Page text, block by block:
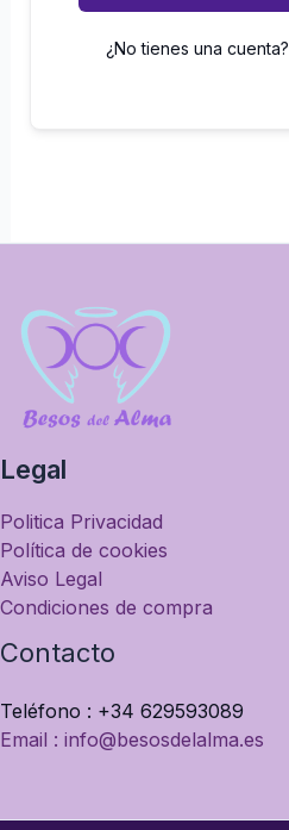
¿No tienes una cuenta?
Legal
Politica Privacidad
Política de cookies
Aviso Legal
Condiciones de compra
Contacto
Teléfono : +34 629593089
Email : info@besosdelalma.es